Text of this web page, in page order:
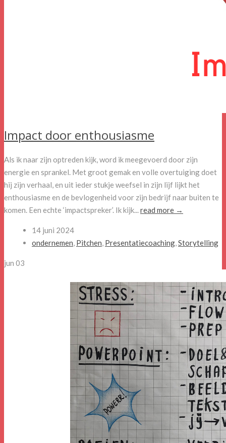
Impact door enthousiasme
Als ik naar zijn optreden kijk, word ik meegevoerd door zijn
energie en sprankel. Met groot gemak en volle overtuiging doet
hij zijn verhaal, en uit ieder stukje weefsel in zijn lijf lijkt het
enthousiasme en de bevlogenheid voor zijn bedrijf naar buiten te
komen. Een echte ‘impactspreker’. Ik kijk...read more →
14 juni 2024
ondernemen, Pitchen, Presentatiecoaching,Storytelling
jun 03